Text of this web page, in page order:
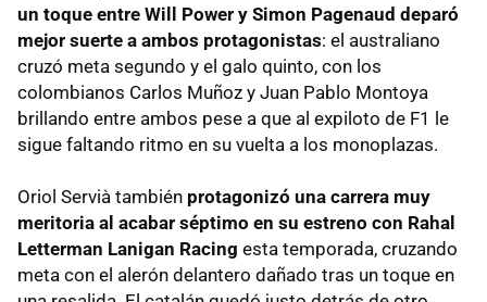
un toque entre Will Power y Simon Pagenaud deparó
mejor suerte a ambos protagonistas: el australiano
cruzó meta segundo y el galo quinto, con los
colombianos Carlos Muñoz y Juan Pablo Montoya
brillando entre ambos pese a que al expiloto de F1 le
sigue faltando ritmo en su vuelta a los monoplazas.
Oriol Servià también protagonizó una carrera muy
meritoria al acabar séptimo en su estreno con Rahal
Letterman Lanigan Racing esta temporada, cruzando
meta con el alerón delantero dañado tras un toque en